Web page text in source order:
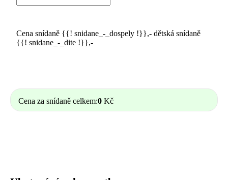
Cena snídaně {{! snidane_-_dospely !}},- dětská snídaně
{{! snidane_-_dite !}},-
Cena za snídaně celkem:0 Kč